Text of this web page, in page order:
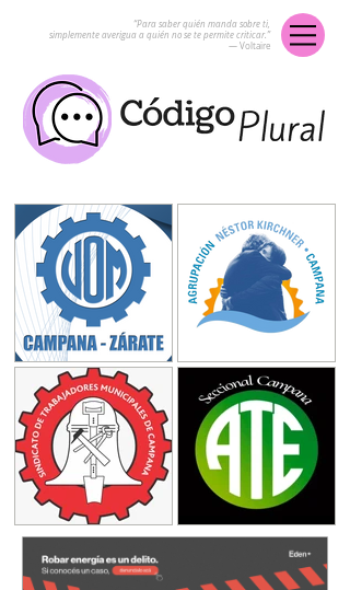
“Para saber quién manda sobre ti,
simplemente averigua a quién no se te permite criticar.”
― Voltaire